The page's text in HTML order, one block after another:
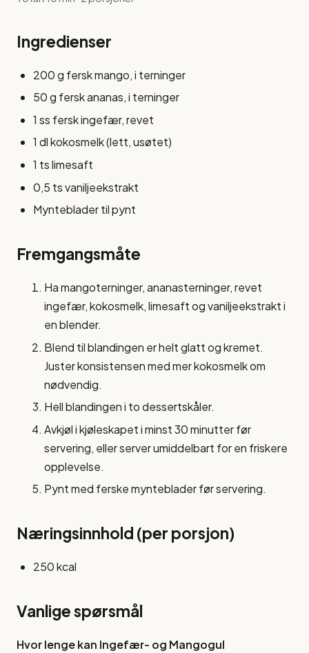
Ingredienser
200 g fersk mango, i terninger
50 g fersk ananas, i terninger
1 ss fersk ingefær, revet
1 dl kokosmelk (lett, usøtet)
1 ts limesaft
0,5 ts vaniljeekstrakt
Mynteblader til pynt
Fremgangsmåte
Ha mangoterninger, ananasterninger, revet
ingefær, kokosmelk, limesaft og vaniljeekstrakt i
en blender.
Blend til blandingen er helt glatt og kremet.
Juster konsistensen med mer kokosmelk om
nødvendig.
Hell blandingen i to dessertskåler.
Avkjøl i kjøleskapet i minst 30 minutter før
servering, eller server umiddelbart for en friskere
opplevelse.
Pynt med ferske mynteblader før servering.
Næringsinnhold (per porsjon)
250 kcal
Vanlige spørsmål
Hvor lenge kan Ingefær- og Mangogul